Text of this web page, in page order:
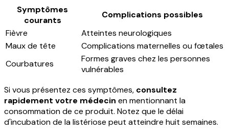
Symptômes
courants
Complications possibles
Fièvre
Atteintes neurologiques
Maux de tête
Complications maternelles ou fœtales
Courbatures
Formes graves chez les personnes
vulnérables
Si vous présentez ces symptômes, consultez
rapidement votre médecin en mentionnant la
consommation de ce produit. Notez que le délai
d'incubation de la listériose peut atteindre huit semaines.